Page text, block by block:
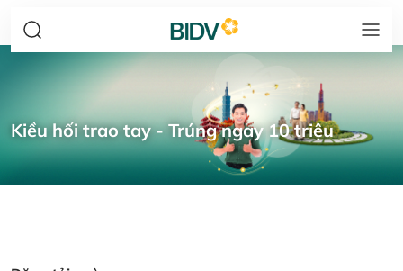
Kiều hối trao tay - Trúng ngay 10 triệu